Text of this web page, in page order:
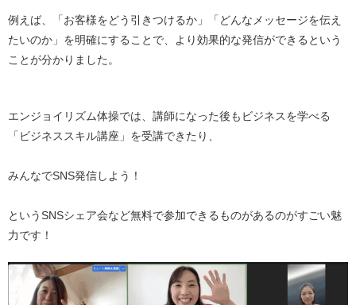
例えば、「お客様をどう引きつけるか」「どんなメッセージを伝え
たいのか」を明確にすることで、より効果的な発信ができるという
ことが分かりました。
エンジョイリズム体操では、講師になった後もビジネスを学べる
「ビジネススキル講座」を受講できたり、
みんなでSNS発信しよう！
というSNSシェア会など無料で参加できるものがあるのがすごい魅
力です！